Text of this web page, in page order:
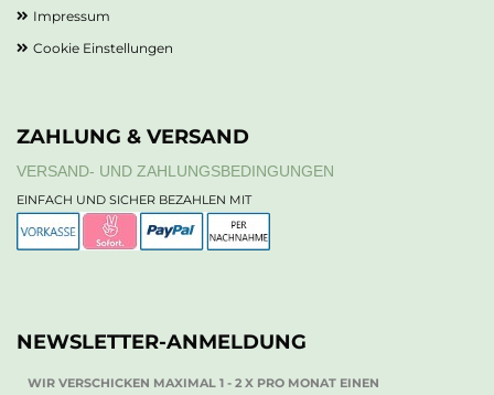
Impressum
Cookie Einstellungen
ZAHLUNG & VERSAND
VERSAND- UND ZAHLUNGSBEDINGUNGEN
EINFACH UND SICHER BEZAHLEN MIT
NEWSLETTER-ANMELDUNG
WIR VERSCHICKEN MAXIMAL 1 - 2 X PRO MONAT EINEN